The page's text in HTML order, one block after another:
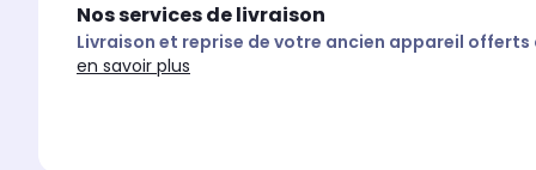
Nos services de livraison
Livraison et reprise de votre ancien appareil
en savoir plus